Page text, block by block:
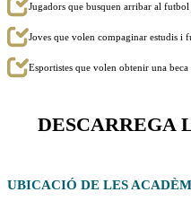
Jugadors que busquen arribar al
Joves que volen compaginar estudis i
Esportistes que volen obtenir una
DESCARREGA
UBICACIÓ DE LES